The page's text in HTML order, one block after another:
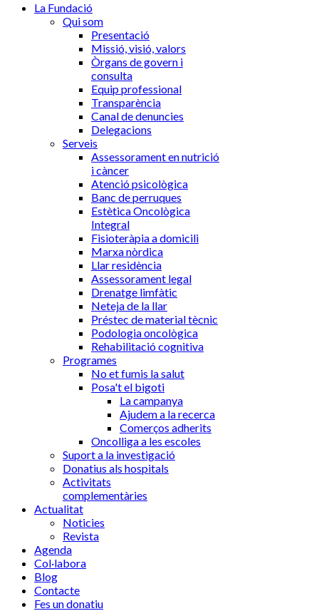
La Fundació
Qui som
Presentació
Missió, visió, valors
Òrgans de govern i
consulta
Equip professional
Transparència
Canal de denuncies
Delegacions
Serveis
Assessorament en nutrició
i càncer
Atenció psicològica
Banc de perruques
Estètica Oncològica
Integral
Fisioteràpia a domicili
Marxa nòrdica
Llar residència
Assessorament legal
Drenatge limfàtic
Neteja de la llar
Préstec de material tècnic
Podologia oncològica
Rehabilitació cognitiva
Programes
No et fumis la salut
Posa't el bigoti
La campanya
Ajudem a la recerca
Comerços adherits
Oncolliga a les escoles
Suport a la investigació
Donatius als hospitals
Activitats
complementàries
Actualitat
Noticies
Revista
Agenda
Col·labora
Blog
Contacte
Fes un donatiu